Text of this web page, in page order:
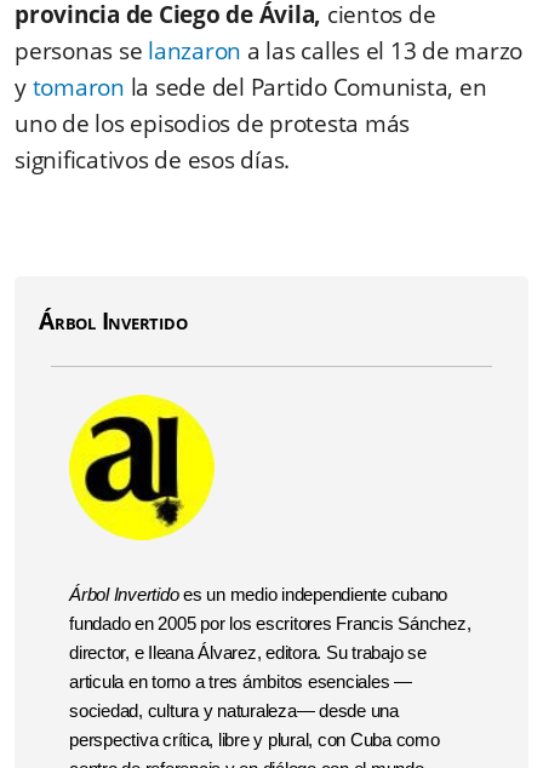
provincia de Ciego de Ávila, cientos de
personas se lanzaron a las calles el 13 de marzo
ytomaron la sede del Partido Comunista, en
uno de los episodios de protesta más
significativos de esos días.
Árbol Invertido
Árbol Invertidoes un medio independiente cubano
fundado en 2005 por los escritores Francis Sánchez,
director, e Ileana Álvarez, editora. Su trabajo se
articula en torno a tres ámbitos esenciales —
sociedad, cultura y naturaleza— desde una
perspectiva crítica, libre y plural, con Cuba como